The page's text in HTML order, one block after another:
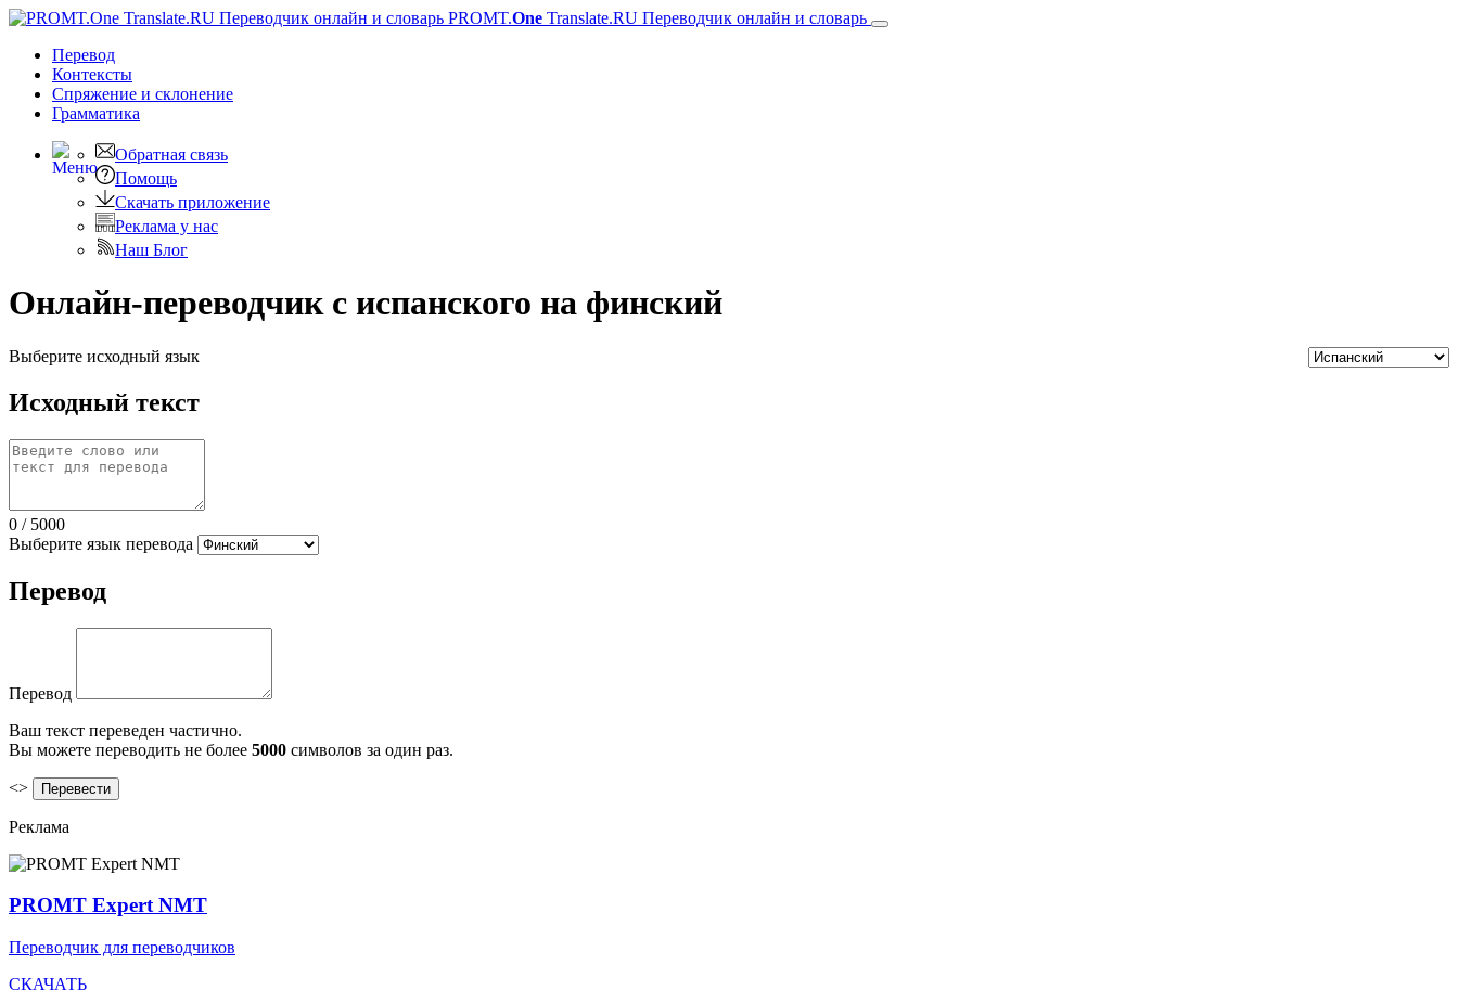
PROMT.One Translate.RU Переводчик онлайн и словарь
Перевод
Контексты
Спряжение и склонение
Грамматика
Обратная связь
Помощь
Скачать приложение
Реклама у нас
Наш Блог
Онлайн-переводчик с испанского на финский
Выберите исходный язык
Исходный текст
0 / 5000
Выберите язык перевода
Перевод
Перевод
Ваш текст переведен частично.
Вы можете переводить не более 5000 символов за один раз.
<>
Реклама
PROMT Expert NMT
Переводчик для переводчиков
СКАЧАТЬ